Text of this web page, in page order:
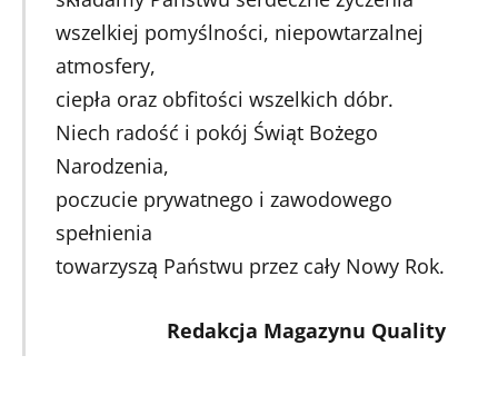
wszelkiej pomyślności, niepowtarzalnej
atmosfery,
ciepła oraz obfitości wszelkich dóbr.
Niech radość i pokój Świąt Bożego
Narodzenia,
poczucie prywatnego i zawodowego
spełnienia
towarzyszą Państwu przez cały Nowy Rok.
Redakcja Magazynu Quality